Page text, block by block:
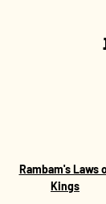
Rambam's Laws
Kings